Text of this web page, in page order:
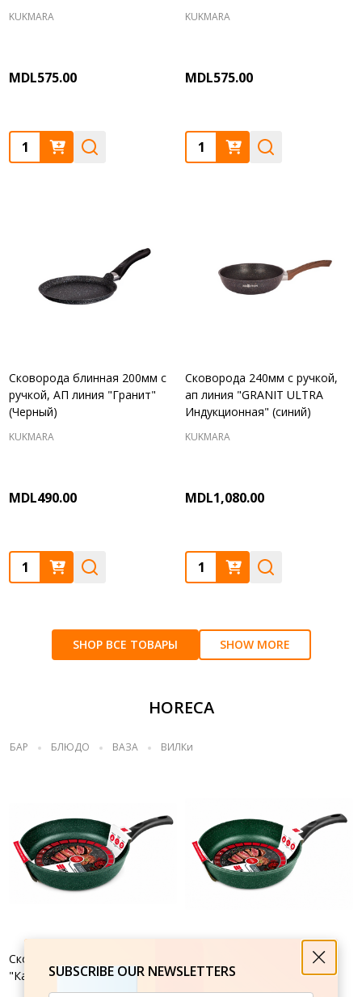
SUBSCRIBE OUR NEWSLETTERS
KUKMARA
MDL575.00
Quantity:
KUKMARA
MDL575.00
Quantity:
Сковорода блинная 200мм с
ручкой, АП линия "Гранит"
(Черный)
KUKMARA
MDL490.00
Quantity:
Сковорода 240мм с ручкой,
ап линия "GRANIT ULTRA
Индукционная" (синий)
KUKMARA
MDL1,080.00
Quantity:
SHOP ВСЕ ТОВАРЫ SHOW MORE
HORECA
БАР БЛЮДО ВАЗА ВИЛКи
Сковорода литая 28 см
"Каменная" Балтик грин
Сковорода литая 24 см
"Каменная" Балтик грин